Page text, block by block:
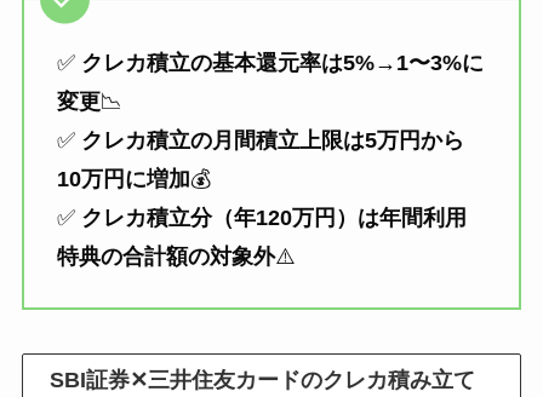
✅ クレカ積立の基本還元率は5%→1〜3%に
変更📉
✅ クレカ積立の月間積立上限は5万円から
10万円に増加💰
✅ クレカ積立分（年120万円）は年間利用
特典の合計額の対象外⚠️
SBI証券✕三井住友カードのクレカ積み立て